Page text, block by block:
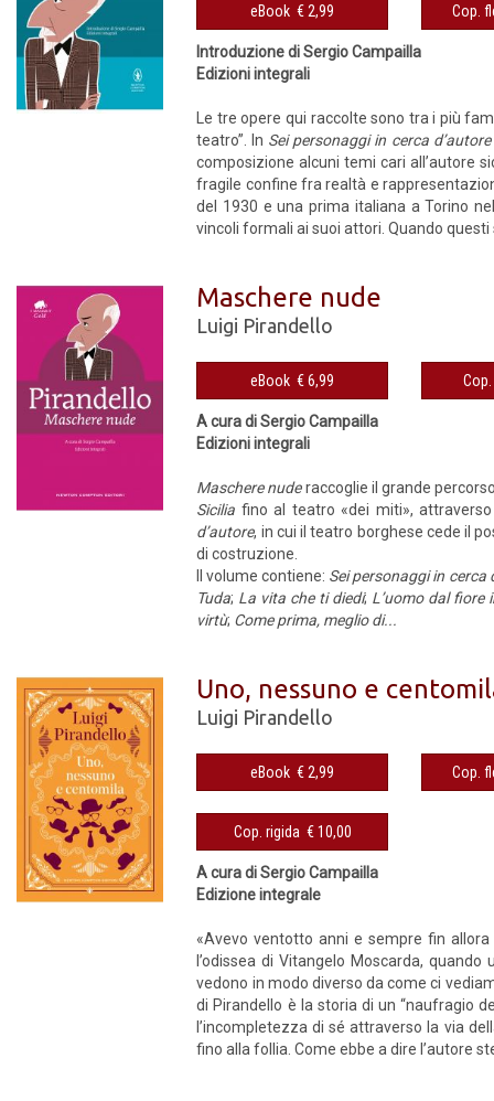
eBook € 2,99
Introduzione di Sergio Campailla
Edizioni integrali
Le tre opere qui raccolte sono tra i più
teatro”. In Sei personaggi in cerca d’autore
composizione alcuni temi cari all’autore
fragile confine fra realtà e
del 1930 e una prima italiana a Torino
vincoli formali ai suoi attori. Quando questi
Maschere nude
Luigi Pirandello
eBook € 6,99
A cura di Sergio Campailla
Edizioni integrali
Maschere nuderaccoglie il grande
Sicilia fino al teatro «dei miti»,
d’autore, in cui il teatro borghese cede il
di costruzione.
Il volume contiene: Sei personaggi in cerca
Tuda; La vita che ti diedi; L’uomo dal fiore
virtù; Come prima, meglio di...
Uno, nessuno e
Luigi Pirandello
eBook € 2,99
Cop. rigida € 10,00
A cura di Sergio Campailla
Edizione integrale
«Avevo ventotto anni e sempre fin
l’odissea di Vitangelo Moscarda,
vedono in modo diverso da come ci
di Pirandello è la storia di un “naufragio
l’incompletezza di sé attraverso la via
fino alla follia. Come ebbe a dire l’autore